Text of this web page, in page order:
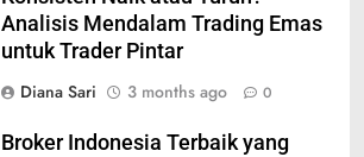
Analisis Mendalam Trading Emas
untuk Trader Pintar
Diana Sari
3 months ago 0
Broker Indonesia Terbaik yang